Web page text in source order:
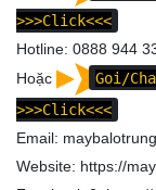
>>>Click<<<
Hotline: 0888 944
Hoặc
Goi/
>>>Click<<<
Email:
Website: https://